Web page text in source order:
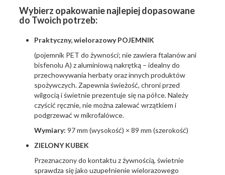
Wybierz opakowanie najlepiej dopasowane
do Twoich potrzeb:
Praktyczny, wielorazowy POJEMNIK
(pojemnik PET do żywności; nie zawiera ftalanów ani
bisfenolu A) z aluminiową nakrętką – idealny do
przechowywania herbaty oraz innych produktów
spożywczych. Zapewnia świeżość, chroni przed
wilgocią i świetnie prezentuje się na półce. Należy
czyścić ręcznie, nie można zalewać wrzątkiem i
podgrzewać w mikrofalówce.
Wymiary: 97 mm (wysokość) × 89 mm (szerokość)
ZIELONY KUBEK
Przeznaczony do kontaktu z żywnością, świetnie
sprawdza się jako uzupełnienie wielorazowego